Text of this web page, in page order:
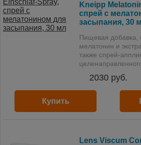
Kneipp
спрей с
засыпания, 30
Пищевая добавка,
мелатонин и
также спрей-
2030руб.
Купить
Lens Viscum